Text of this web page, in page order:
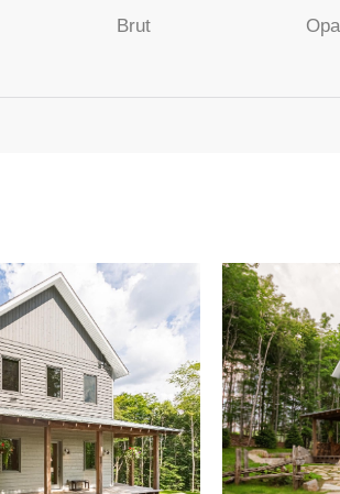
Brut